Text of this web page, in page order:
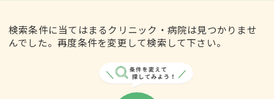
検索条件に当てはまるクリニック・病院は見つかりませ
んでした。再度条件を変更して検索して下さい。